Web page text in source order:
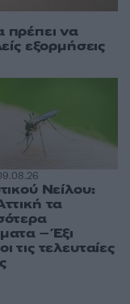
να
εξορμήσεις
Νείλου:
τα
– Έξι
τις τελευταίες